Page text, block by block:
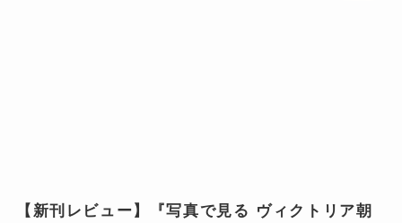
【新刊レビュー】『写真で見る ヴィクトリア朝